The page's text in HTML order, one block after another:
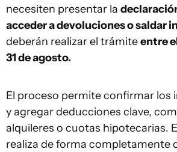
necesiten presentar la
acceder a devoluciones o saldar
deberán realizar el trámiteentre
31 de agosto.
El proceso permite confirmar los
y agregar deducciones clave,
alquileres o cuotas hipotecarias.
realiza de forma completamente